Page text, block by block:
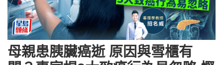
母親患胰臟癌逝 原因與雪櫃有